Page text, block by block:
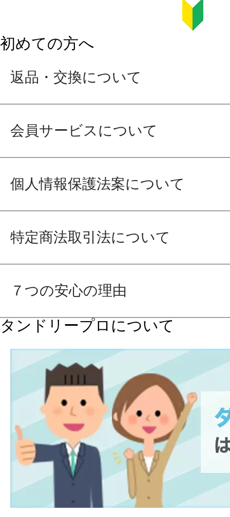
初めての方へ
返品・交換について
会員サービスについて
個人情報保護法案について
特定商法取引法について
７つの安心の理由
タンドリープロについて